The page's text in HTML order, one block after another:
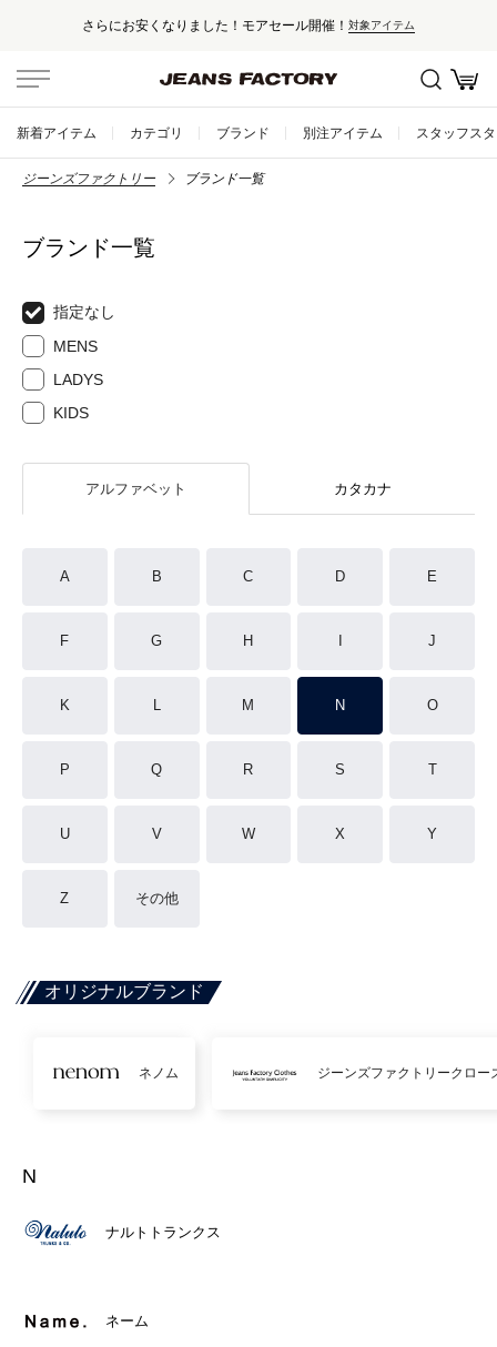
なりました！モアセール開催！ 対象アイテム
新着アイテム カテゴリ ブランド 別注アイテム スタッフス
ジーンズファクトリー ブランド一覧
ブランド一覧
指定なし
MENS
LADYS
KIDS
アルファベット カタカナ
A B C D E
F G H J
K L M N O
P Q R S T
U V W X Y
Z その他
オリジナルブランド
ネノム ジーンズファクトリークロー
N
ナルトトランクス
ネーム